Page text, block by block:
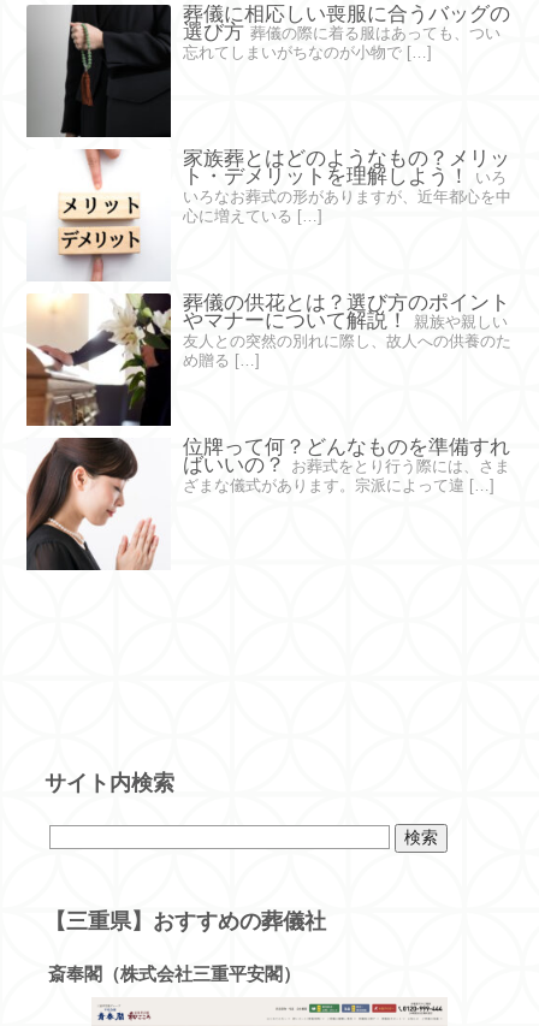
葬儀に相応しい喪服に合うバッグの
選び方 葬儀の際に着る服はあっても、つい
忘れてしまいがちなのが小物で […]
家族葬とはどのようなもの？メリッ
ト・デメリットを理解しよう！
いろ
いろなお葬式の形がありますが、近年都心を中
心に増えている […]
葬儀の供花とは？選び方のポイント
やマナーについて解説！
親族や親しい
友人との突然の別れに際し、故人への供養のた
め贈る […]
位牌って何？どんなものを準備すれ
ばいいの？
お葬式をとり行う際には、さま
ざまな儀式があります。宗派によって違 […]
サイト内検索
【三重県】おすすめの葬儀社
斎奉閣（株式会社三重平安閣）